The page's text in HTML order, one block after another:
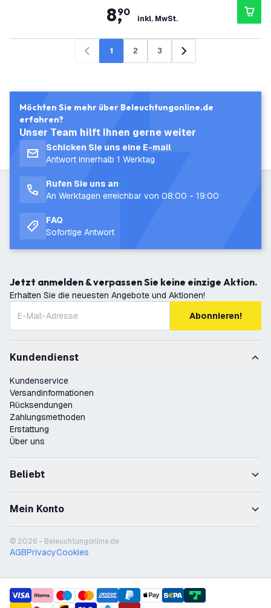
8,
90
inkl. MwSt.
Zurück1 2 3 Weiter
Möchten Sie mehr über Beleuchtungonline.de
erfahren?
Unser Team hilft Ihnen gerne weiter
Schicken Sie uns eine E-mail
Antwort innerhalb 1 Werktag
Rufen Sie uns an
An Werktagen erreichbar von 08:00 - 19:00
FAQ
Sofortige Antwort
Jetzt anmelden & verpassen Sie keine einzige Aktion.
Erhalten Sie die neuesten Angebote und Aktionen!
Abonnieren!
Kundendienst
Kundenservice
Versandinformationen
Rücksendungen
Zahlungsmethoden
Erstattung
Über uns
Beliebt
Mein Konto
© 2026 - Beleuchtungonline.de
AGBPrivacyCookies
payment methods